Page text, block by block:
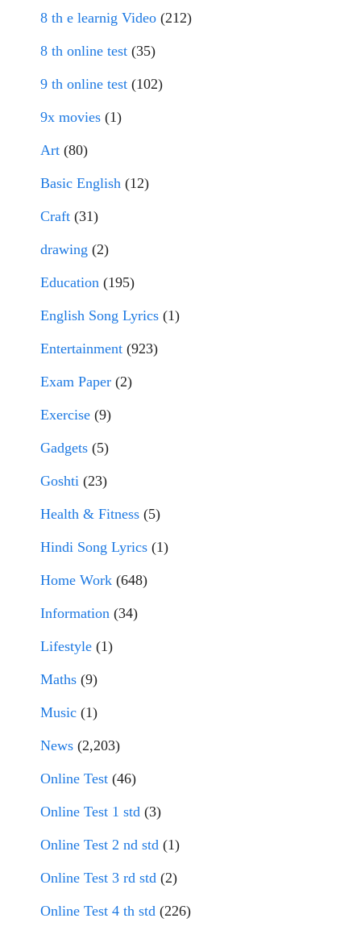
8 th e learnig Video (212)
8 th online test (35)
9 th online test (102)
9x movies (1)
Art (80)
Basic English (12)
Craft (31)
drawing (2)
Education (195)
English Song Lyrics (1)
Entertainment (923)
Exam Paper (2)
Exercise (9)
Gadgets (5)
Goshti (23)
Health & Fitness (5)
Hindi Song Lyrics (1)
Home Work (648)
Information (34)
Lifestyle (1)
Maths (9)
Music (1)
News (2,203)
Online Test (46)
Online Test 1 std (3)
Online Test 2 nd std (1)
Online Test 3 rd std (2)
Online Test 4 th std (226)